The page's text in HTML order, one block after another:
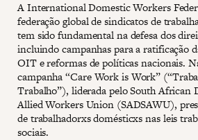
A International Domestic Workers
federação global de sindicatos de
tem sido fundamental na defesa dos
incluindo campanhas para a ratificação
OIT e reformas de políticas nacionais.
campanha “Care Work is Work”
Trabalho”), liderada pelo South African
Allied Workers Union (SADSAWU),
de trabalhadorxs domésticxs nas leis
sociais.